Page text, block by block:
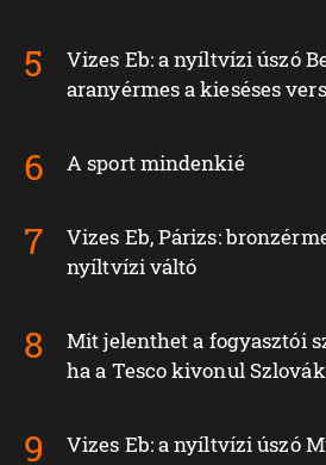
Vizes Eb: a nyíltvízi úszó
aranyérmes a kieséses
A sport mindenkié
Vizes Eb, Párizs:
nyíltvízi váltó
Mit jelenthet a fogyasztói
ha a Tesco kivonul
Vizes Eb: a nyíltvízi úszó